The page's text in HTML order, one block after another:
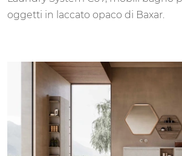
oggetti in laccato opaco di Baxar.